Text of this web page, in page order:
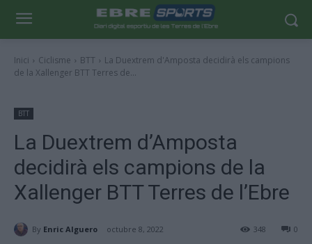
Inici Ciclisme BTT
La Duextrem d'Amposta decidirà els campions
de la Xallenger BTT Terres de...
BTT
La Duextrem d’Amposta
decidirà els campions de la
Xallenger BTT Terres de l’Ebre
By Enric Alguero octubre 8, 2022 0
348